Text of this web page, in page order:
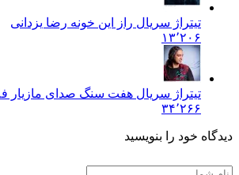
تیتراژ سریال راز این خونه رضا یزدانی
۱۳٬۲۰۶
تیتراژ سریال هفت سنگ صدای مازیار
۳۴٬۲۶۶
دیدگاه خود را بنویسید